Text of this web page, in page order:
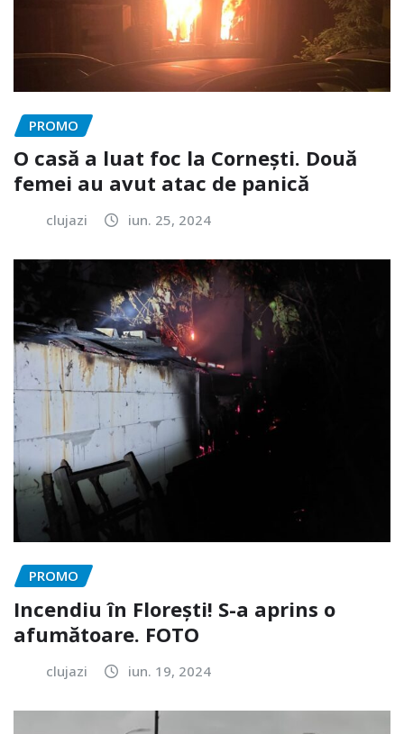
PROMO
O casă a luat foc la Cornești. Două
femei au avut atac de panică
clujazi iun. 25, 2024
PROMO
Incendiu în Florești! S-a aprins o
afumătoare. FOTO
clujazi iun. 19, 2024